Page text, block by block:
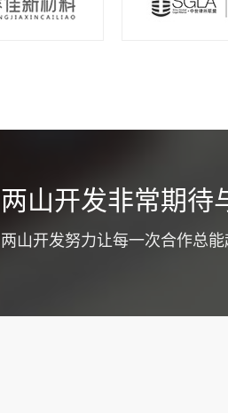
不少货运公司
式提高企业
质和工作效
两山开发非常期待
两山开发努力让每一次合作总